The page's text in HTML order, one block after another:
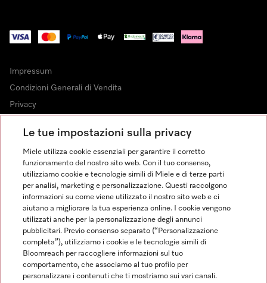
Impressum
Condizioni Generali di Vendita
Privacy
Dichiarazione di Accessibilità
Modulo di recesso
Legge sui servizi digitali
Impostazioni cookie
FINANZIAMENTO FINO A 50 MESI CON OPZIONE 10 E TASSO
ZERO
Le tue impostazioni sulla privacy
Miele utilizza cookie essenziali per garantire il corretto
funzionamento del nostro sito web. Con il tuo consenso,
utilizziamo cookie e tecnologie simili di Miele e di terze parti
per analisi, marketing e personalizzazione. Questi raccolgono
informazioni su come viene utilizzato il nostro sito web e ci
aiutano a migliorare la tua esperienza online. I cookie vengono
utilizzati anche per la personalizzazione degli annunci
pubblicitari. Previo consenso separato (“Personalizzazione
completa”), utilizziamo i cookie e le tecnologie simili di
Bloomreach per raccogliere informazioni sul tuo
comportamento, che associamo al tuo profilo per
personalizzare i contenuti che ti mostriamo sui vari canali.